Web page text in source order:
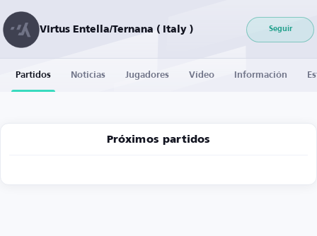
Virtus Entella/Ternana ( Italy ) Seguir
Partidos Noticias Jugadores Vídeo Información
Próximos partidos